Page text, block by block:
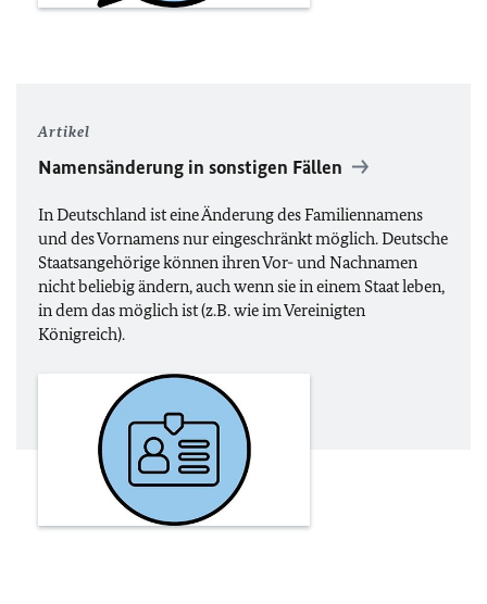
Artikel
Namensänderung in sonstigen Fällen
In Deutschland ist eine Änderung des Familiennamens
und des Vornamens nur eingeschränkt möglich. Deutsche
Staatsangehörige können ihren Vor- und Nachnamen
nicht beliebig ändern, auch wenn sie in einem Staat leben,
in dem das möglich ist (z.B.wie im Vereinigten
Königreich).